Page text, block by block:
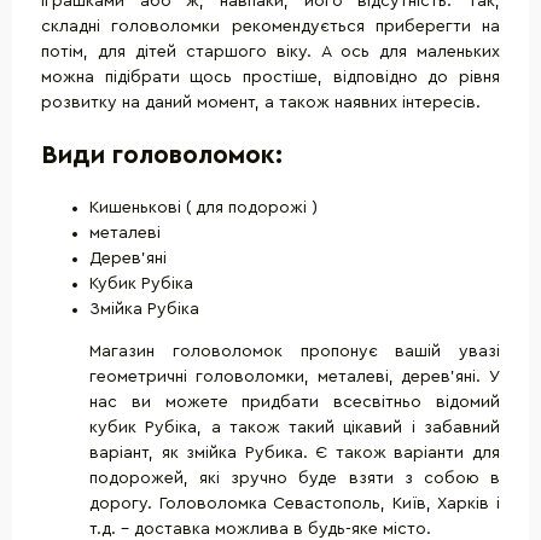
складні головоломки рекомендується приберегти на
потім, для дітей старшого віку. А ось для маленьких
можна підібрати щось простіше, відповідно до рівня
розвитку на даний момент, а також наявних інтересів.
Види головоломок:
Кишенькові ( для подорожі )
металеві
Дерев'яні
Кубик Рубіка
Змійка Рубіка
Магазин головоломок пропонує вашій увазі
геометричні головоломки, металеві, дерев'яні. У
нас ви можете придбати всесвітньо відомий
кубик Рубіка, а також такий цікавий і забавний
варіант, як змійка Рубика. Є також варіанти для
подорожей, які зручно буде взяти з собою в
дорогу. Головоломка Севастополь, Київ, Харків і
т.д. - доставка можлива в будь-яке місто.